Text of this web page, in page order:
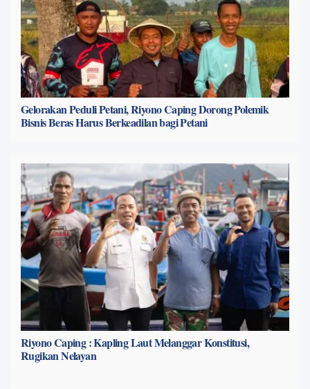
Gelorakan Peduli Petani, Riyono Caping Dorong Polemik
Bisnis Beras Harus Berkeadilan bagi Petani
Riyono Caping : Kapling Laut Melanggar Konstitusi,
Rugikan Nelayan